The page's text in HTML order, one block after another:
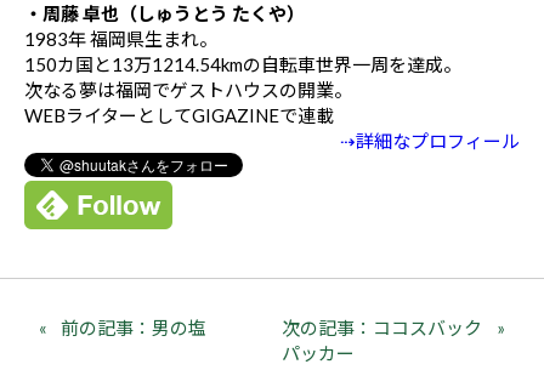
・周藤 卓也（しゅうとう たくや）
1983年 福岡県生まれ。
150カ国と13万1214.54kmの自転車世界一周を達成。
次なる夢は福岡でゲストハウスの開業。
WEBライターとしてGIGAZINEで連載
⇢詳細なプロフィール
前の記事：男の塩
次の記事：ココスバック
パッカー